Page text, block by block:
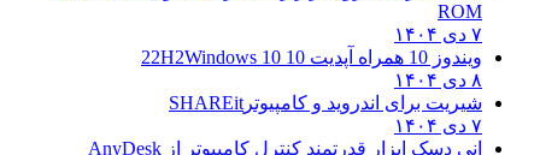
ROM
۷ دی ۱۴۰۴
ویندوز 10 همراه آپدیت 10 22H2
Windows 10
۸ دی ۱۴۰۴
شیریت برای اندروید و کامپیوتر SHAREit
۷ دی ۱۴۰۴
انی دسک ابزار قدرتمند کنترل کامپیوتر از AnyDesk